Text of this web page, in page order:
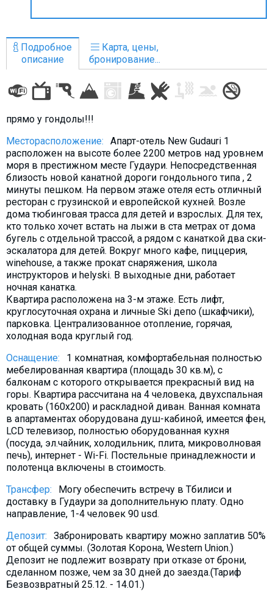
Подробное
описание
Карта, цены,
бронирование...
прямо у гондолы!!!
Месторасположение:
Апарт-отель New Gudauri 1
расположен на высоте более 2200 метров над уровнем
моря в престижном месте Гудаури. Непосредственная
близость новой канатной дороги гондольного типа , 2
минуты пешком. На первом этаже отеля есть отличный
ресторан с грузинской и европейской кухней. Возле
дома тюбинговая трасса для детей и взрослых. Для тех,
кто только хочет встать на лыжи в ста метрах от дома
бугель с отдельной трассой, а рядом с канаткой два ски-
эскалатора для детей. Вокруг много кафе, пиццерия,
winehouse, а также прокат снаряжения, школа
инструкторов и helyski. В выходные дни, работает
ночная канатка.
Квартира расположена на 3-м этаже. Есть лифт,
круглосуточная охрана и личные Ski депо (шкафчики),
парковка. Централизованное отопление, горячая,
холодная вода круглый год.
Оснащение:
1 комнатная, комфортабельная полностью
мебeлированная квартира (площадь 30 кв.м), с
балконам с которого открывается прекрасный вид на
горы. Квартира рассчитана на 4 человека, двухспальная
кровать (160х200) и раскладной диван. Ванная комната
в апартаментах оборудована душ-кабиной, имеется фен,
LCD телевизор, полностью оборудованная кухня
(посуда, эл.чайник, холодильник, плита, микроволновая
печь), интернет - Wi-Fi. Постельные принадлежности и
полотенца включены в стоимость.
Трансфер:
Могу обеспечить встречу в Тбилиси и
доставку в Гудаури за дополнительную плату. Oдно
направление, 1-4 человек 90 usd.
Депозит:
Забронировать квартиру можно заплатив 50%
от общей суммы. (Золотая Корона, Western Union.)
Депозит не подлежит возврату при отказе от брони,
сделанном позже, чем за 30 дней до заезда.(Тариф
Безвозвратный 25.12. - 14.01.)
Мобильная связь
Галерея
Отчеты